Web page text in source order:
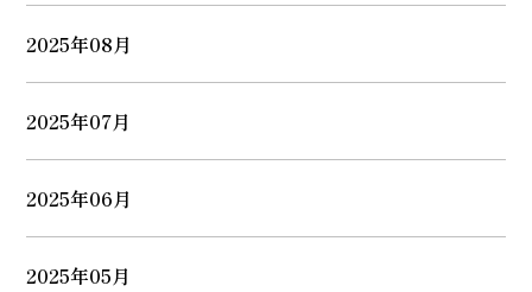
2025年08月
2025年07月
2025年06月
2025年05月